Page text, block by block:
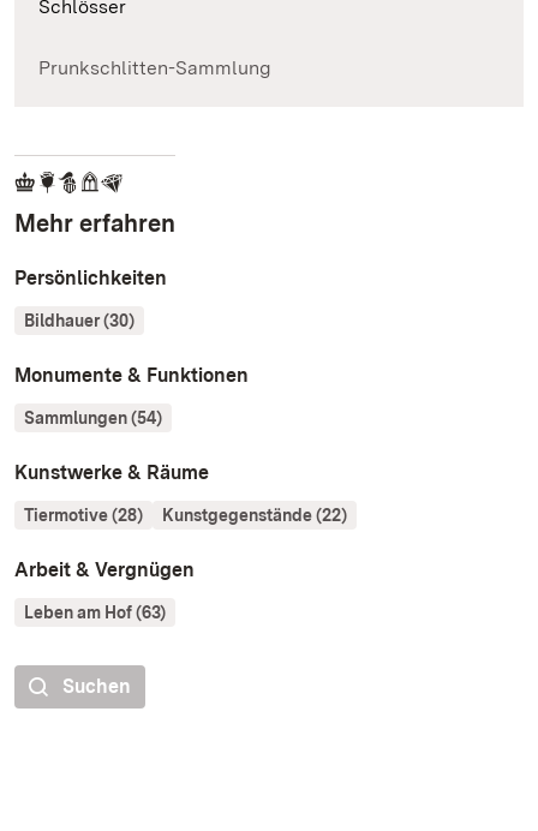
Schlösser
Prunkschlitten-Sammlung
Mehr erfahren
Persönlichkeiten
Bildhauer (30)
Monumente & Funktionen
Sammlungen (54)
Kunstwerke & Räume
Tiermotive (28) Kunstgegenstände (22)
Arbeit & Vergnügen
Leben am Hof (63)
Suchen